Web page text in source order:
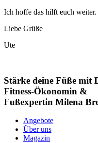
Ich hoffe das hilft euch weiter.
Liebe Grüße
Ute
Stärke deine Füße mit
Fitness-Ökonomin &
Fußexpertin Milena
Angebote
Über uns
Magazin